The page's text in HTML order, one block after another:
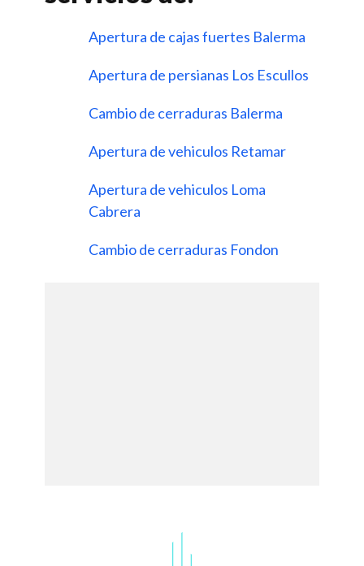
Apertura de cajas fuertes Balerma
Apertura de persianas Los Escullos
Cambio de cerraduras Balerma
Apertura de vehiculos Retamar
Apertura de vehiculos Loma
Cabrera
Cambio de cerraduras Fondon